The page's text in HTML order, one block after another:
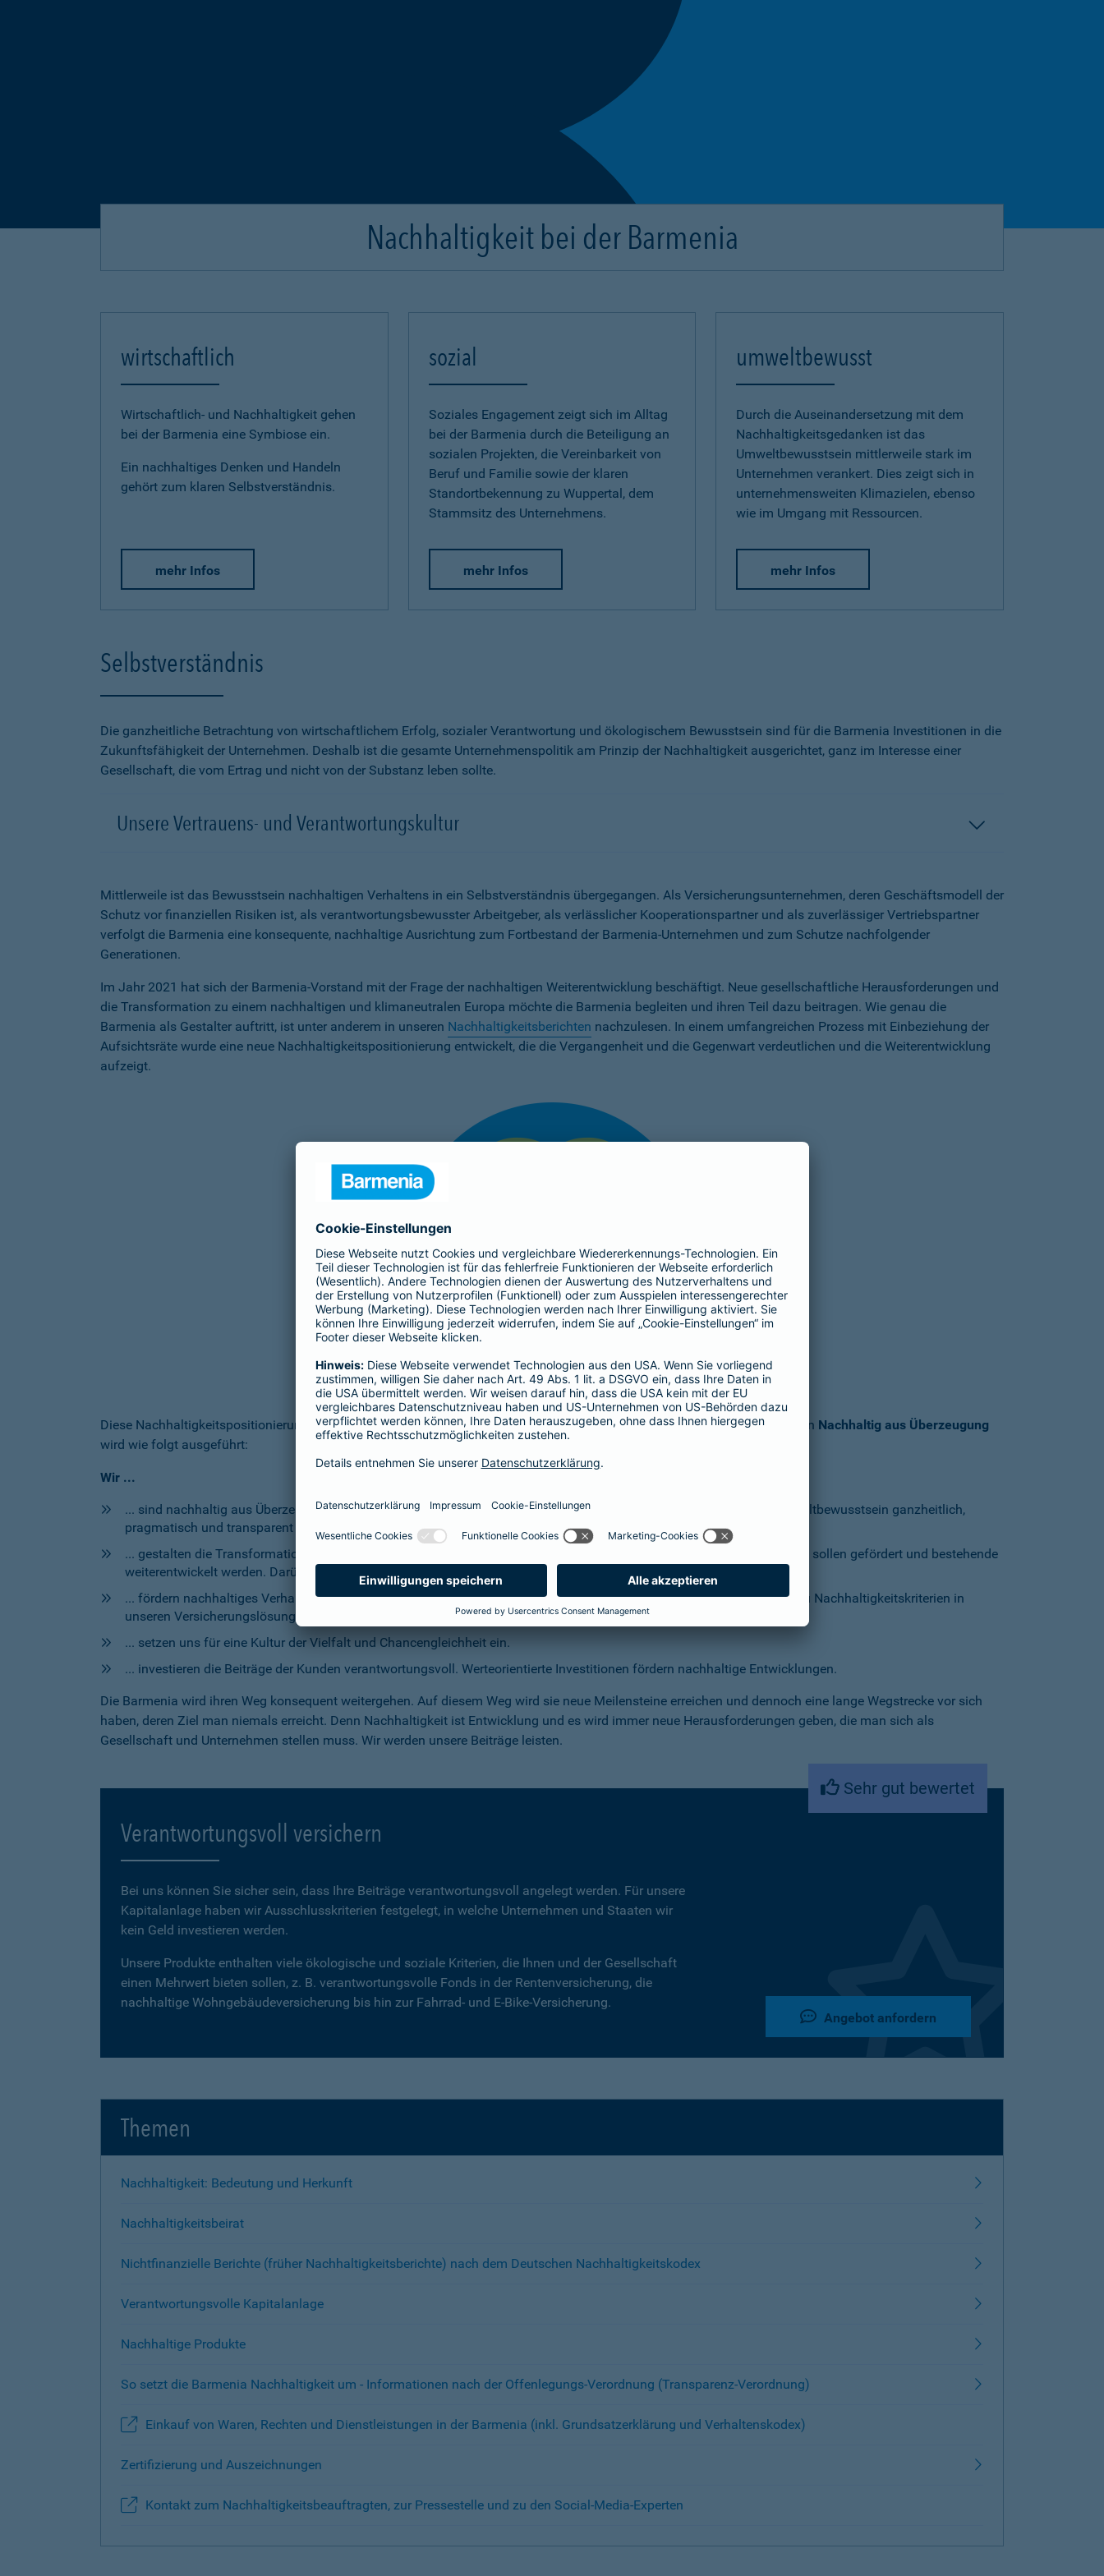
Nachhaltigkeit bei der Barmenia
wirtschaftlich
Wirtschaftlich- und Nachhaltigkeit gehen
bei der Barmenia eine Symbiose ein.
Ein nachhaltiges Denken und Handeln
gehört zum klaren Selbstverständnis.
mehr Infos
sozial
Soziales Engagement zeigt sich im Alltag
bei der Barmenia durch die Beteiligung an
sozialen Projekten, die Vereinbarkeit von
Beruf und Familie sowie der klaren
Standortbekennung zu Wuppertal, dem
Stammsitz des Unternehmens.
mehr Infos
umweltbewusst
Durch die Auseinandersetzung mit dem
Nachhaltigkeitsgedanken ist das
Umweltbewusstsein mittlerweile stark im
Unternehmen verankert. Dies zeigt sich in
unternehmensweiten Klimazielen, ebenso
wie im Umgang mit Ressourcen.
mehr Infos
Selbstverständnis
Die ganzheitliche Betrachtung von wirtschaftlichem Erfolg, sozialer Verantwortung und ökologischem Bewusstsein sind für die Barmenia Investitionen in die
Zukunftsfähigkeit der Unternehmen. Deshalb ist die gesamte Unternehmenspolitik am Prinzip der Nachhaltigkeit ausgerichtet, ganz im Interesse einer
Gesellschaft, die vom Ertrag und nicht von der Substanz leben sollte.
Unsere Vertrauens- und Verantwortungskultur
Mittlerweile ist das Bewusstsein nachhaltigen Verhaltens in ein Selbstverständnis übergegangen. Als Versicherungsunternehmen, deren Geschäftsmodell der
Schutz vor finanziellen Risiken ist, als verantwortungsbewusster Arbeitgeber, als verlässlicher Kooperationspartner und als zuverlässiger Vertriebspartner
verfolgt die Barmenia eine konsequente, nachhaltige Ausrichtung zum Fortbestand der Barmenia-Unternehmen und zum Schutze nachfolgender
Generationen.
Im Jahr 2021 hat sich der Barmenia-Vorstand mit der Frage der nachhaltigen Weiterentwicklung beschäftigt. Neue gesellschaftliche Herausforderungen und
die Transformation zu einem nachhaltigen und klimaneutralen Europa möchte die Barmenia begleiten und ihren Teil dazu beitragen. Wie genau die
Barmenia als Gestalter auftritt, ist unter anderem in unseren Nachhaltigkeitsberichten nachzulesen. In einem umfangreichen Prozess mit Einbeziehung der
Aufsichtsräte wurde eine neue Nachhaltigkeitspositionierung entwickelt, die die Vergangenheit und die Gegenwart verdeutlichen und die Weiterentwicklung
aufzeigt.
Diese Nachhaltigkeitspositionierung ist Status Quo und gleichzeitig Motivation für die Zukunft. Unser Selbstverständnis von Nachhaltig aus Überzeugung
wird wie folgt ausgeführt:
Wir ...
... sind nachhaltig aus Überzeugung. Deshalb beziehen wir wirtschaftliches Handeln, soziale Verantwortung und Umweltbewusstsein ganzheitlich,
pragmatisch und transparent in unsere Wertschöpfungskette ein.
... gestalten die Transformation zu einer nachhaltigen und klimaneutralen Wirtschaft aktiv mit. Neue Geschäftsmodelle sollen gefördert und bestehende
weiterentwickelt werden. Darüber hinaus setzen wir uns für den Wissenstransfer in der Gesellschaft ein.
... fördern nachhaltiges Verhalten durch unsere Produkte und das Schadenmanagement. Unsere Kund*innen werden zu Nachhaltigkeitskriterien in
unseren Versicherungslösungen beraten.
... setzen uns für eine Kultur der Vielfalt und Chancengleichheit ein.
... investieren die Beiträge der Kunden verantwortungsvoll. Werteorientierte Investitionen fördern nachhaltige Entwicklungen.
Die Barmenia wird ihren Weg konsequent weitergehen. Auf diesem Weg wird sie neue Meilensteine erreichen und dennoch eine lange Wegstrecke vor sich
haben, deren Ziel man niemals erreicht. Denn Nachhaltigkeit ist Entwicklung und es wird immer neue Herausforderungen geben, die man sich als
Gesellschaft und Unternehmen stellen muss. Wir werden unsere Beiträge leisten.
Sehr gut bewertet
Verantwortungsvoll versichern
Bei uns können Sie sicher sein, dass Ihre Beiträge verantwortungsvoll angelegt werden. Für unsere
Kapitalanlage haben wir Ausschlusskriterien festgelegt, in welche Unternehmen und Staaten wir
kein Geld investieren werden.
Unsere Produkte enthalten viele ökologische und soziale Kriterien, die Ihnen und der Gesellschaft
einen Mehrwert bieten sollen, z. B. verantwortungsvolle Fonds in der Rentenversicherung, die
nachhaltige Wohngebäudeversicherung bis hin zur Fahrrad- und E-Bike-Versicherung.
Angebot anfordern
Themen
Nachhaltigkeit: Bedeutung und Herkunft
Nachhaltigkeitsbeirat
Nichtfinanzielle Berichte (früher Nachhaltigkeitsberichte) nach dem Deutschen Nachhaltigkeitskodex
Verantwortungsvolle Kapitalanlage
Nachhaltige Produkte
So setzt die Barmenia Nachhaltigkeit um - Informationen nach der Offenlegungs-Verordnung (Transparenz-Verordnung)
Einkauf von Waren, Rechten und Dienstleistungen in der Barmenia (inkl. Grundsatzerklärung und Verhaltenskodex)
Zertifizierung und Auszeichnungen
Kontakt zum Nachhaltigkeitsbeauftragten, zur Pressestelle und zu den Social-Media-Experten